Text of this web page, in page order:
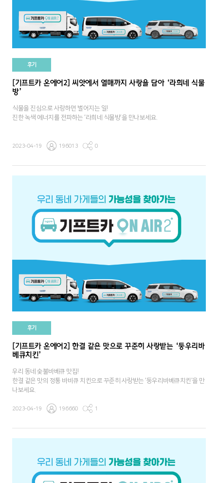
후기
[기프트카 온에어2] 씨앗에서 열매까지 사랑을 담아 ‘라희네 식물
방’
식물을 진심으로 사랑하면 벌어지는 일!
진한 녹색 에너지를 전파하는 ‘라희네 식물방’을 만나보세요.
2023-04-19 196013 0
후기
[기프트카 온에어2] 한결 같은 맛으로 꾸준히 사랑받는 ‘둥우리바
베큐치킨’
우리 동네 숯불바베큐 맛집!
한결 같은 맛의 정통 바비큐 치킨으로 꾸준히 사랑받는 '둥우리바베큐치킨'을 만
나보세요.
2023-04-19 196660 1